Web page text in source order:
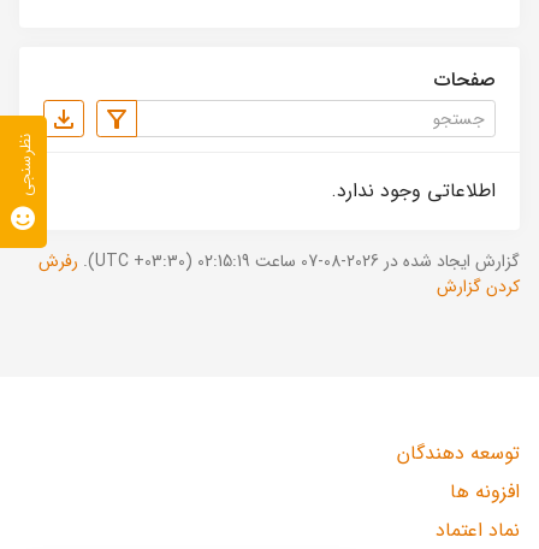
صفحات
اطلاعاتی وجود ندارد.
گزارش ایجاد شده در 2026-08-07 ساعت 02:15:19 (UTC +03:30).
رفرش
کردن گزارش
توسعه دهندگان
افزونه ها
نماد اعتماد
نظرسنجی